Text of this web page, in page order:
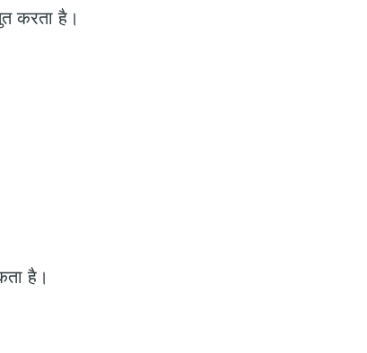
करता है।
है।